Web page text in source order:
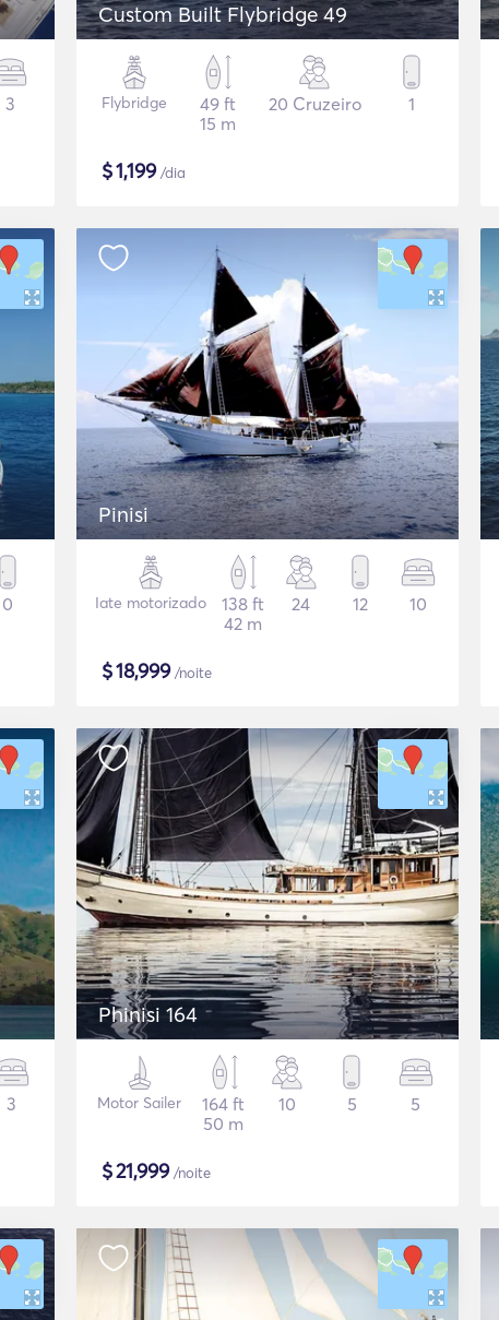
3
Custom Built Flybridge 49
Flybridge
49 ft
15 m
20 Cruzeiro 1
$1,199/dia
0
Pinisi
Iate motorizado
138 ft
42 m
24 12 10
$18,999/noite
3
Phinisi 164
Motor Sailer
164 ft
50 m
10 5 5
$21,999/noite